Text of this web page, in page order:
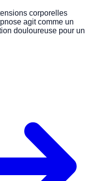
corporelles
agit comme un
douloureuse pour un